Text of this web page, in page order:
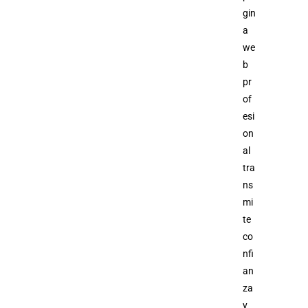
gin
a
we
b
pr
of
esi
on
al
tra
ns
mi
te
co
nfi
an
za
y